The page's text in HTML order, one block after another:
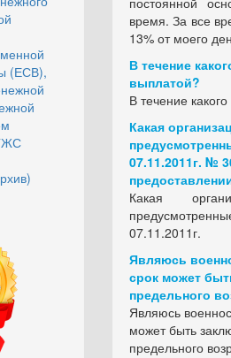
(ЕСВ),
время. За все
13% от моего
В течение
выплатой?
В течение
Какая
07.11.2011г. №
Какая
07.11.2011г.
Являюсь
срок может
предельного
Являюсь
может быть
предельного